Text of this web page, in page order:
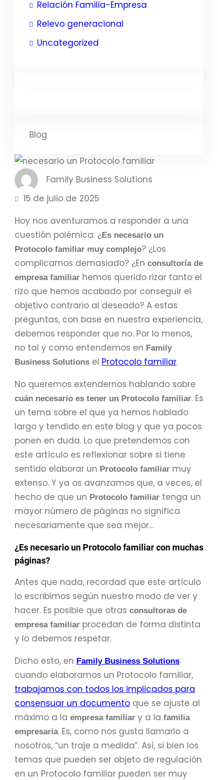
Relación Familia-Empresa
Relevo generacional
Uncategorized
Blog
Family Business Solutions
15 de julio de 2025
Hoy nos aventuramos a responder a una
cuestión polémica: ¿Es necesario un
Protocolo familiar muy complejo? ¿Los
complicamos demasiado? ¿En consultoría de
empresa familiar hemos querido rizar tanto el
rizo que hemos acabado por conseguir el
objetivo contrario al deseado? A estas
preguntas, con base en nuestra experiencia,
debemos responder que no. Por lo menos,
no tal y como entendemos en Family
Business Solutions el Protocolo familiar.
No queremos extendernos hablando sobre
cuán necesario es tener un Protocolo familiar. Es
un tema sobre el que ya hemos hablado
largo y tendido en este blog y que ya pocos
ponen en duda. Lo que pretendemos con
este artículo es reflexionar sobre si tiene
sentido elaborar un Protocolo familiar muy
extenso. Y ya os avanzamos que, a veces, el
hecho de que un Protocolo familiar tenga un
mayor número de páginas no significa
necesariamente que sea mejor…
¿Es necesario un Protocolo familiar con muchas
páginas?
Antes que nada, recordad que este artículo
lo escribimos según nuestro modo de ver y
hacer. Es posible que otras consultoras de
empresa familiar procedan de forma distinta
y lo debemos respetar.
Dicho esto, en Family Business Solutions
cuando elaboramos un Protocolo familiar,
trabajamos con todos los implicados para
consensuar un documento que se ajuste al
máximo a la empresa familiar y a la familia
empresaria. Es, como nos gusta llamarlo a
nosotros, “un traje a medida”. Así, si bien los
temas que pueden ser objeto de regulación
en un Protocolo familiar pueden ser muy